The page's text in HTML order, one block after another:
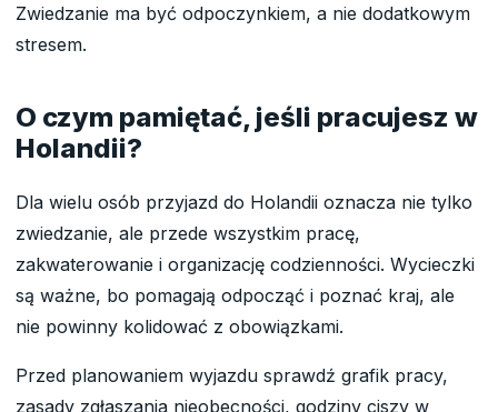
Zwiedzanie ma być odpoczynkiem, a nie dodatkowym
stresem.
O czym pamiętać, jeśli pracujesz w
Holandii?
Dla wielu osób przyjazd do Holandii oznacza nie tylko
zwiedzanie, ale przede wszystkim pracę,
zakwaterowanie i organizację codzienności. Wycieczki
są ważne, bo pomagają odpocząć i poznać kraj, ale
nie powinny kolidować z obowiązkami.
Przed planowaniem wyjazdu sprawdź grafik pracy,
zasady zgłaszania nieobecności, godziny ciszy w